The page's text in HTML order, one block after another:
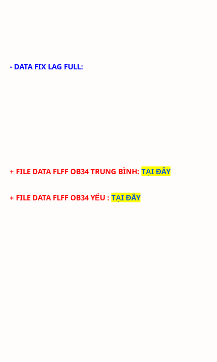
- DATA FIX LAG FULL:
+ FILE DATAFLFF OB34 TRUNG BÌNH: TẠI ĐÂY
+ FILE DATAFLFF OB34 YẾU : TẠI ĐÂY